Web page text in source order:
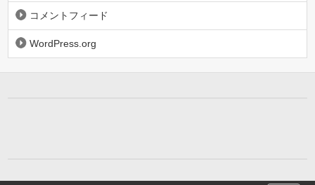
コメントフィード
WordPress.org